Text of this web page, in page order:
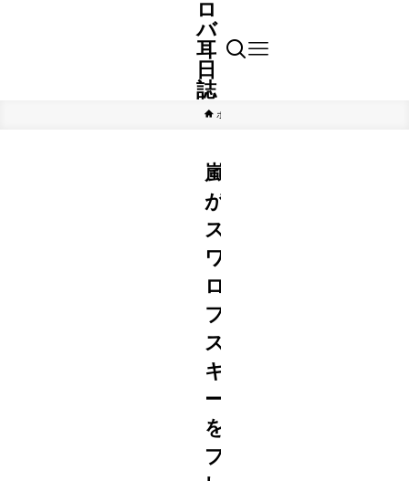
ロ
バ
耳
日
誌
ホーム
嵐
が
ス
ワ
ロ
フ
ス
キ
ー
を
プ